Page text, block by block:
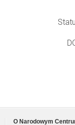
O Narodowym